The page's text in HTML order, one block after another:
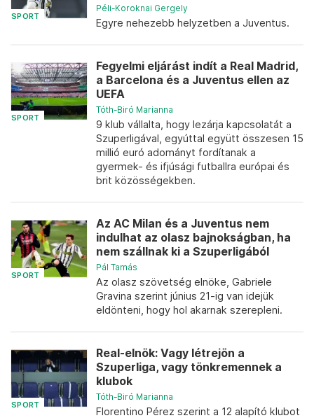
SPORT
Péli-Koroknai Gergely
Egyre nehezebb helyzetben a Juventus.
SPORT
Fegyelmi eljárást indít a Real Madrid,
a Barcelona és a Juventus ellen az
UEFA
Tóth-Biró Marianna
9 klub vállalta, hogy lezárja kapcsolatát a
Szuperligával, egyúttal együtt összesen 15
millió euró adományt fordítanak a
gyermek- és ifjúsági futballra európai és
brit közösségekben.
SPORT
Az AC Milan és a Juventus nem
indulhat az olasz bajnokságban, ha
nem szállnak ki a Szuperligából
Pál Tamás
Az olasz szövetség elnöke, Gabriele
Gravina szerint június 21-ig van idejük
eldönteni, hogy hol akarnak szerepleni.
SPORT
Real-elnök: Vagy létrejön a
Szuperliga, vagy tönkremennek a
klubok
Tóth-Biró Marianna
Florentino Pérez szerint a 12 alapító klubot